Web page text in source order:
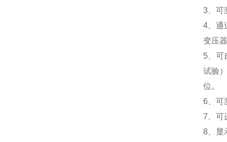
3、可
4、通
变压
5、可
试验
位。
6、可
7、可
8、显